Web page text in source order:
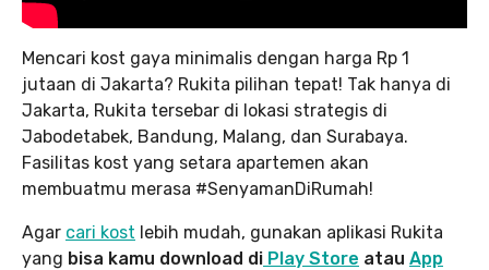
Mencari kost gaya minimalis dengan harga Rp 1
jutaan di Jakarta? Rukita pilihan tepat! Tak hanya di
Jakarta, Rukita tersebar di lokasi strategis di
Jabodetabek, Bandung, Malang, dan Surabaya.
Fasilitas kost yang setara apartemen akan
membuatmu merasa #SenyamanDiRumah!
Agar cari kost lebih mudah, gunakan aplikasi Rukita
yang bisa kamu download di Play Store atau App